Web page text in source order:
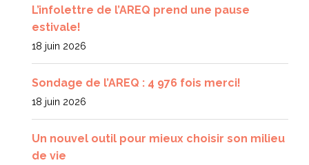
L’infolettre de l’AREQ prend une pause
estivale!
18 juin 2026
Sondage de l’AREQ : 4 976 fois merci!
18 juin 2026
Un nouvel outil pour mieux choisir son milieu
de vie